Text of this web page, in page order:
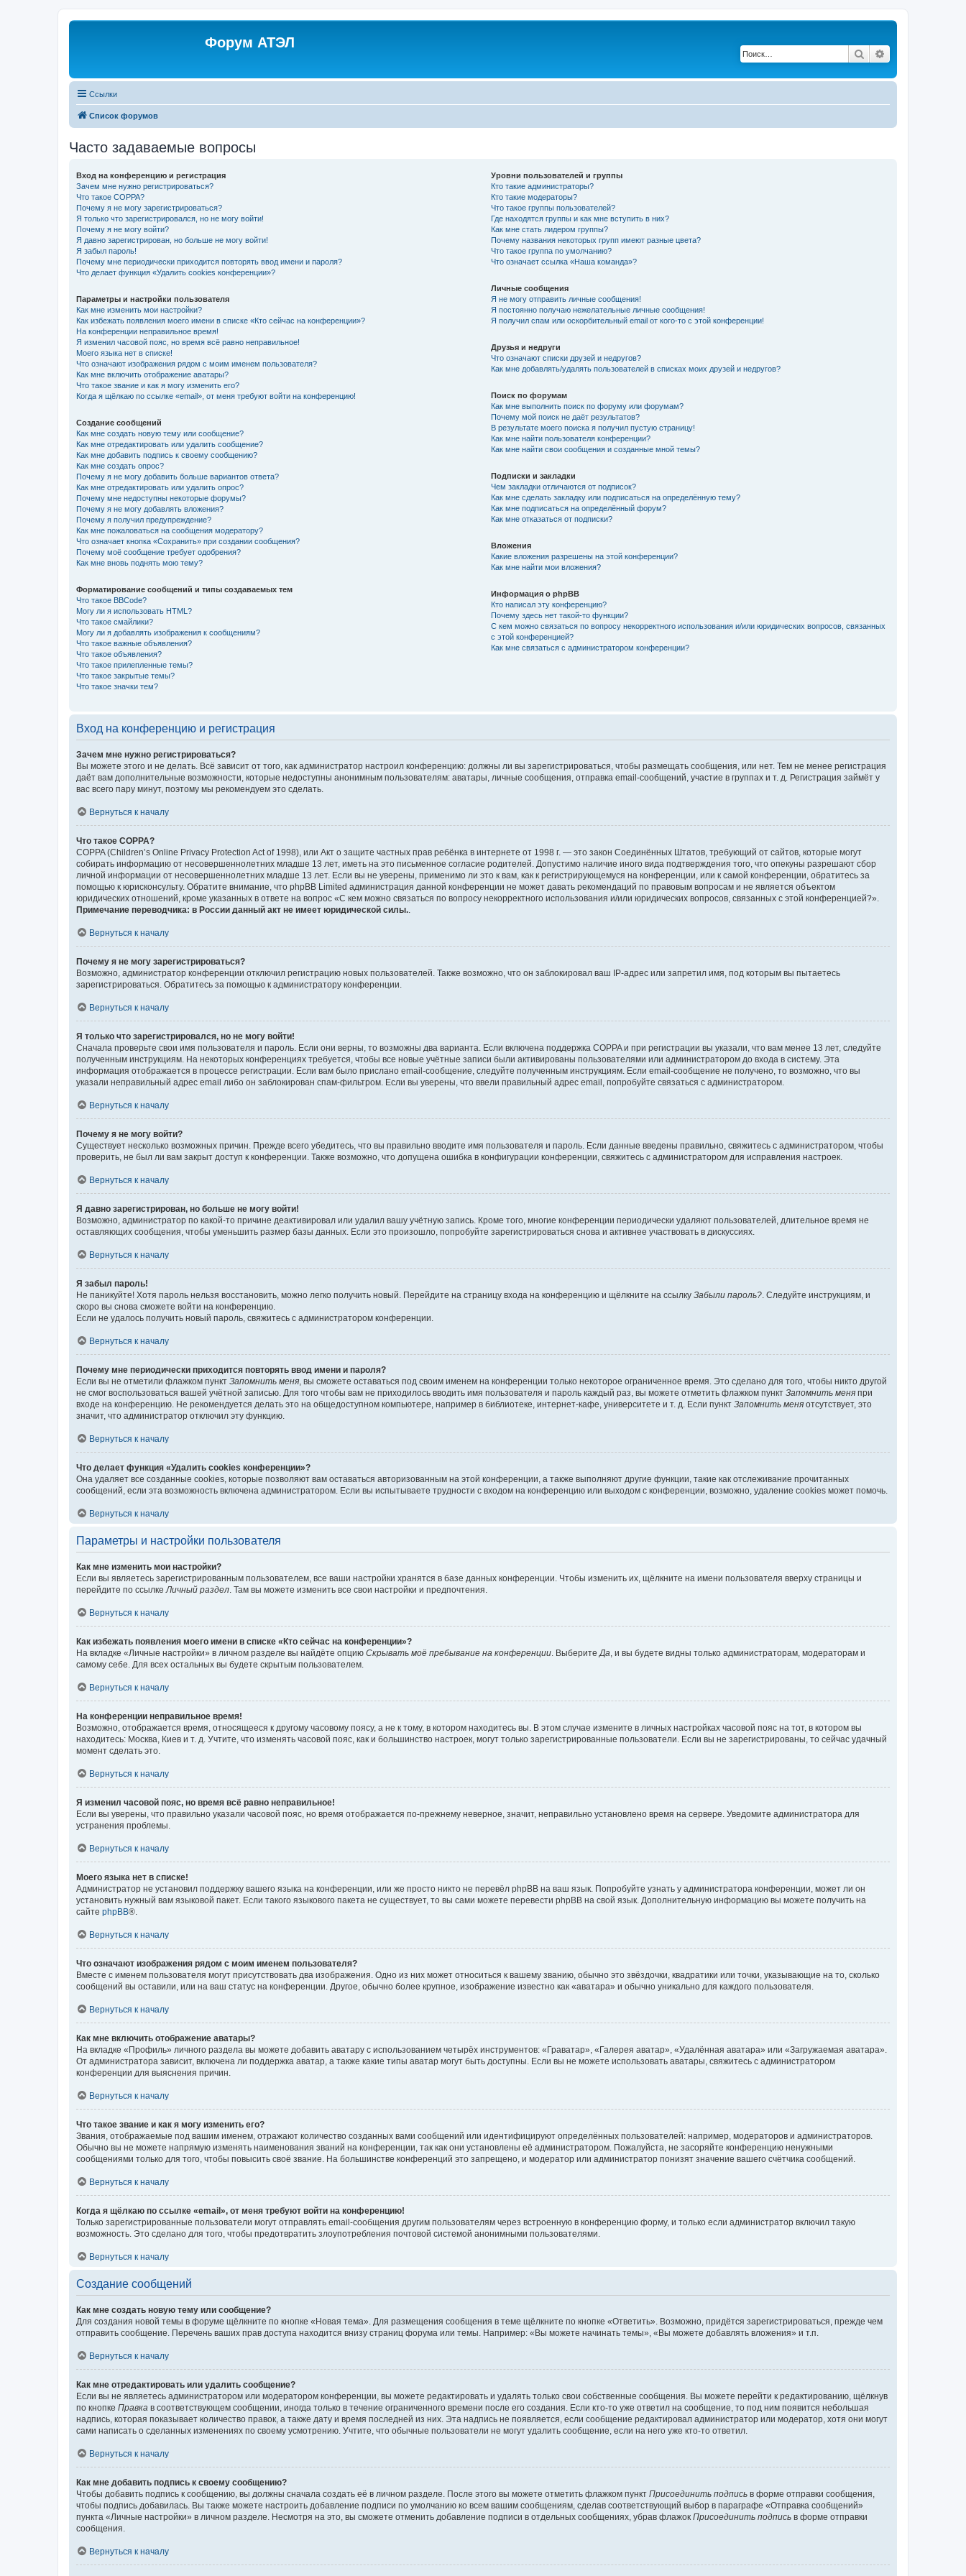
Форум АТЭЛ
Поиск
Ссылки
Список форумов
Часто задаваемые вопросы
Вход на конференцию и регистрация
Зачем мне нужно регистрироваться?
Что такое COPPA?
Почему я не могу зарегистрироваться?
Я только что зарегистрировался, но не могу войти!
Почему я не могу войти?
Я давно зарегистрирован, но больше не могу войти!
Я забыл пароль!
Почему мне периодически приходится повторять ввод имени и пароля?
Что делает функция «Удалить cookies конференции»?
Параметры и настройки пользователя
Как мне изменить мои настройки?
Как избежать появления моего имени в списке «Кто сейчас на конференции»?
На конференции неправильное время!
Я изменил часовой пояс, но время всё равно неправильное!
Моего языка нет в списке!
Что означают изображения рядом с моим именем пользователя?
Как мне включить отображение аватары?
Что такое звание и как я могу изменить его?
Когда я щёлкаю по ссылке «email», от меня требуют войти на конференцию!
Создание сообщений
Как мне создать новую тему или сообщение?
Как мне отредактировать или удалить сообщение?
Как мне добавить подпись к своему сообщению?
Как мне создать опрос?
Почему я не могу добавить больше вариантов ответа?
Как мне отредактировать или удалить опрос?
Почему мне недоступны некоторые форумы?
Почему я не могу добавлять вложения?
Почему я получил предупреждение?
Как мне пожаловаться на сообщения модератору?
Что означает кнопка «Сохранить» при создании сообщения?
Почему моё сообщение требует одобрения?
Как мне вновь поднять мою тему?
Форматирование сообщений и типы создаваемых тем
Что такое BBCode?
Могу ли я использовать HTML?
Что такое смайлики?
Могу ли я добавлять изображения к сообщениям?
Что такое важные объявления?
Что такое объявления?
Что такое прилепленные темы?
Что такое закрытые темы?
Что такое значки тем?
Уровни пользователей и группы
Кто такие администраторы?
Кто такие модераторы?
Что такое группы пользователей?
Где находятся группы и как мне вступить в них?
Как мне стать лидером группы?
Почему названия некоторых групп имеют разные цвета?
Что такое группа по умолчанию?
Что означает ссылка «Наша команда»?
Личные сообщения
Я не могу отправить личные сообщения!
Я постоянно получаю нежелательные личные сообщения!
Я получил спам или оскорбительный email от кого-то с этой конференции!
Друзья и недруги
Что означают списки друзей и недругов?
Как мне добавлять/удалять пользователей в списках моих друзей и недругов?
Поиск по форумам
Как мне выполнить поиск по форуму или форумам?
Почему мой поиск не даёт результатов?
В результате моего поиска я получил пустую страницу!
Как мне найти пользователя конференции?
Как мне найти свои сообщения и созданные мной темы?
Подписки и закладки
Чем закладки отличаются от подписок?
Как мне сделать закладку или подписаться на определённую тему?
Как мне подписаться на определённый форум?
Как мне отказаться от подписки?
Вложения
Какие вложения разрешены на этой конференции?
Как мне найти мои вложения?
Информация о phpBB
Кто написал эту конференцию?
Почему здесь нет такой-то функции?
С кем можно связаться по вопросу некорректного использования и/или юридических вопросов, связанных
с этой конференцией?
Как мне связаться с администратором конференции?
Вход на конференцию и регистрация
Зачем мне нужно регистрироваться?
Вы можете этого и не делать. Всё зависит от того, как администратор настроил конференцию: должны ли вы зарегистрироваться, чтобы размещать сообщения, или нет. Тем не менее регистрация
даёт вам дополнительные возможности, которые недоступны анонимным пользователям: аватары, личные сообщения, отправка email-сообщений, участие в группах и т. д. Регистрация займёт у
вас всего пару минут, поэтому мы рекомендуем это сделать.
Вернуться к началу
Что такое COPPA?
COPPA (Children’s Online Privacy Protection Act of 1998), или Акт о защите частных прав ребёнка в интернете от 1998 г. — это закон Соединённых Штатов, требующий от сайтов, которые могут
собирать информацию от несовершеннолетних младше 13 лет, иметь на это письменное согласие родителей. Допустимо наличие иного вида подтверждения того, что опекуны разрешают сбор
личной информации от несовершеннолетних младше 13 лет. Если вы не уверены, применимо ли это к вам, как к регистрирующемуся на конференции, или к самой конференции, обратитесь за
помощью к юрисконсульту. Обратите внимание, что phpBB Limited администрация данной конференции не может давать рекомендаций по правовым вопросам и не является объектом
юридических отношений, кроме указанных в ответе на вопрос «С кем можно связаться по вопросу некорректного использования и/или юридических вопросов, связанных с этой конференцией?».
Примечание переводчика: в России данный акт не имеет юридической силы..
Вернуться к началу
Почему я не могу зарегистрироваться?
Возможно, администратор конференции отключил регистрацию новых пользователей. Также возможно, что он заблокировал ваш IP-адрес или запретил имя, под которым вы пытаетесь
зарегистрироваться. Обратитесь за помощью к администратору конференции.
Вернуться к началу
Я только что зарегистрировался, но не могу войти!
Сначала проверьте свои имя пользователя и пароль. Если они верны, то возможны два варианта. Если включена поддержка COPPA и при регистрации вы указали, что вам менее 13 лет, следуйте
полученным инструкциям. На некоторых конференциях требуется, чтобы все новые учётные записи были активированы пользователями или администратором до входа в систему. Эта
информация отображается в процессе регистрации. Если вам было прислано email-сообщение, следуйте полученным инструкциям. Если email-сообщение не получено, то возможно, что вы
указали неправильный адрес email либо он заблокирован спам-фильтром. Если вы уверены, что ввели правильный адрес email, попробуйте связаться с администратором.
Вернуться к началу
Почему я не могу войти?
Существует несколько возможных причин. Прежде всего убедитесь, что вы правильно вводите имя пользователя и пароль. Если данные введены правильно, свяжитесь с администратором, чтобы
проверить, не был ли вам закрыт доступ к конференции. Также возможно, что допущена ошибка в конфигурации конференции, свяжитесь с администратором для исправления настроек.
Вернуться к началу
Я давно зарегистрирован, но больше не могу войти!
Возможно, администратор по какой-то причине деактивировал или удалил вашу учётную запись. Кроме того, многие конференции периодически удаляют пользователей, длительное время не
оставляющих сообщения, чтобы уменьшить размер базы данных. Если это произошло, попробуйте зарегистрироваться снова и активнее участвовать в дискуссиях.
Вернуться к началу
Я забыл пароль!
Не паникуйте! Хотя пароль нельзя восстановить, можно легко получить новый. Перейдите на страницу входа на конференцию и щёлкните на ссылку Забыли пароль?. Следуйте инструкциям, и
скоро вы снова сможете войти на конференцию.
Если не удалось получить новый пароль, свяжитесь с администратором конференции.
Вернуться к началу
Почему мне периодически приходится повторять ввод имени и пароля?
Если вы не отметили флажком пункт Запомнить меня, вы сможете оставаться под своим именем на конференции только некоторое ограниченное время. Это сделано для того, чтобы никто другой
не смог воспользоваться вашей учётной записью. Для того чтобы вам не приходилось вводить имя пользователя и пароль каждый раз, вы можете отметить флажком пункт Запомнить меня при
входе на конференцию. Не рекомендуется делать это на общедоступном компьютере, например в библиотеке, интернет-кафе, университете и т. д. Если пункт Запомнить меня отсутствует, это
значит, что администратор отключил эту функцию.
Вернуться к началу
Что делает функция «Удалить cookies конференции»?
Она удаляет все созданные cookies, которые позволяют вам оставаться авторизованным на этой конференции, а также выполняют другие функции, такие как отслеживание прочитанных
сообщений, если эта возможность включена администратором. Если вы испытываете трудности с входом на конференцию или выходом с конференции, возможно, удаление cookies может помочь.
Вернуться к началу
Параметры и настройки пользователя
Как мне изменить мои настройки?
Если вы являетесь зарегистрированным пользователем, все ваши настройки хранятся в базе данных конференции. Чтобы изменить их, щёлкните на имени пользователя вверху страницы и
перейдите по ссылкеЛичный раздел. Там вы можете изменить все свои настройки и предпочтения.
Вернуться к началу
Как избежать появления моего имени в списке «Кто сейчас на конференции»?
На вкладке «Личные настройки» в личном разделе вы найдёте опцию Скрывать моё пребывание на конференции. ВыберитеДа, и вы будете видны только администраторам, модераторам и
самому себе. Для всех остальных вы будете скрытым пользователем.
Вернуться к началу
На конференции неправильное время!
Возможно, отображается время, относящееся к другому часовому поясу, а не к тому, в котором находитесь вы. В этом случае измените в личных настройках часовой пояс на тот, в котором вы
находитесь: Москва, Киев и т. д. Учтите, что изменять часовой пояс, как и большинство настроек, могут только зарегистрированные пользователи. Если вы не зарегистрированы, то сейчас удачный
момент сделать это.
Вернуться к началу
Я изменил часовой пояс, но время всё равно неправильное!
Если вы уверены, что правильно указали часовой пояс, но время отображается по-прежнему неверное, значит, неправильно установлено время на сервере. Уведомите администратора для
устранения проблемы.
Вернуться к началу
Моего языка нет в списке!
Администратор не установил поддержку вашего языка на конференции, или же просто никто не перевёл phpBB на ваш язык. Попробуйте узнать у администратора конференции, может ли он
установить нужный вам языковой пакет. Если такого языкового пакета не существует, то вы сами можете перевести phpBB на свой язык. Дополнительную информацию вы можете получить на
сайте phpBB®.
Вернуться к началу
Что означают изображения рядом с моим именем пользователя?
Вместе с именем пользователя могут присутствовать два изображения. Одно из них может относиться к вашему званию, обычно это звёздочки, квадратики или точки, указывающие на то, сколько
сообщений вы оставили, или на ваш статус на конференции. Другое, обычно более крупное, изображение известно как «аватара» и обычно уникально для каждого пользователя.
Вернуться к началу
Как мне включить отображение аватары?
На вкладке «Профиль» личного раздела вы можете добавить аватару с использованием четырёх инструментов: «Граватар», «Галерея аватар», «Удалённая аватара» или «Загружаемая аватара».
От администратора зависит, включена ли поддержка аватар, а также какие типы аватар могут быть доступны. Если вы не можете использовать аватары, свяжитесь с администратором
конференции для выяснения причин.
Вернуться к началу
Что такое звание и как я могу изменить его?
Звания, отображаемые под вашим именем, отражают количество созданных вами сообщений или идентифицируют определённых пользователей: например, модераторов и администраторов.
Обычно вы не можете напрямую изменять наименования званий на конференции, так как они установлены её администратором. Пожалуйста, не засоряйте конференцию ненужными
сообщениями только для того, чтобы повысить своё звание. На большинстве конференций это запрещено, и модератор или администратор понизят значение вашего счётчика сообщений.
Вернуться к началу
Когда я щёлкаю по ссылке «email», от меня требуют войти на конференцию!
Только зарегистрированные пользователи могут отправлять email-сообщения другим пользователям через встроенную в конференцию форму, и только если администратор включил такую
возможность. Это сделано для того, чтобы предотвратить злоупотребления почтовой системой анонимными пользователями.
Вернуться к началу
Создание сообщений
Как мне создать новую тему или сообщение?
Для создания новой темы в форуме щёлкните по кнопке «Новая тема». Для размещения сообщения в теме щёлкните по кнопке «Ответить». Возможно, придётся зарегистрироваться, прежде чем
отправить сообщение. Перечень ваших прав доступа находится внизу страниц форума или темы. Например: «Вы можете начинать темы», «Вы можете добавлять вложения» и т.п.
Вернуться к началу
Как мне отредактировать или удалить сообщение?
Если вы не являетесь администратором или модератором конференции, вы можете редактировать и удалять только свои собственные сообщения. Вы можете перейти к редактированию, щёлкнув
по кнопке Правка в соответствующем сообщении, иногда только в течение ограниченного времени после его создания. Если кто-то уже ответил на сообщение, то под ним появится небольшая
надпись, которая показывает количество правок, а также дату и время последней из них. Эта надпись не появляется, если сообщение редактировал администратор или модератор, хотя они могут
сами написать о сделанных изменениях по своему усмотрению. Учтите, что обычные пользователи не могут удалить сообщение, если на него уже кто-то ответил.
Вернуться к началу
Как мне добавить подпись к своему сообщению?
Чтобы добавить подпись к сообщению, вы должны сначала создать её в личном разделе. После этого вы можете отметить флажком пункт Присоединить подпись в форме отправки сообщения,
чтобы подпись добавилась. Вы также можете настроить добавление подписи по умолчанию ко всем вашим сообщениям, сделав соответствующий выбор в параграфе «Отправка сообщений»
пункта «Личные настройки» в личном разделе. Несмотря на это, вы сможете отменить добавление подписи в отдельных сообщениях, убрав флажок Присоединить подпись в форме отправки
сообщения.
Вернуться к началу